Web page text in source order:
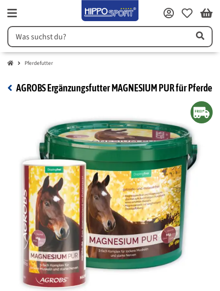
Pferdefutter
AGROBS Ergänzungsfutter MAGNESIUM PUR für Pferde